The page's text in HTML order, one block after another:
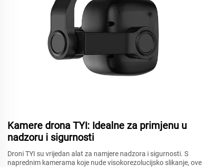
Kamere drona TYI: Idealne za primjenu u
nadzoru i sigurnosti
Droni TYI su vrijedan alat za namjere nadzora i sigurnosti. S
naprednim kamerama koje nude visokorezolucijsko slikanje, ove